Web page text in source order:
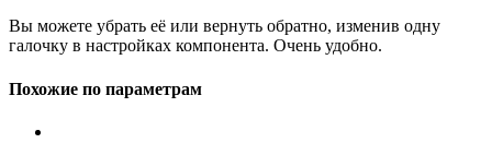
Вы можете убрать её или вернуть обратно, изменив одну
галочку в настройках компонента. Очень удобно.
Похожие по параметрам